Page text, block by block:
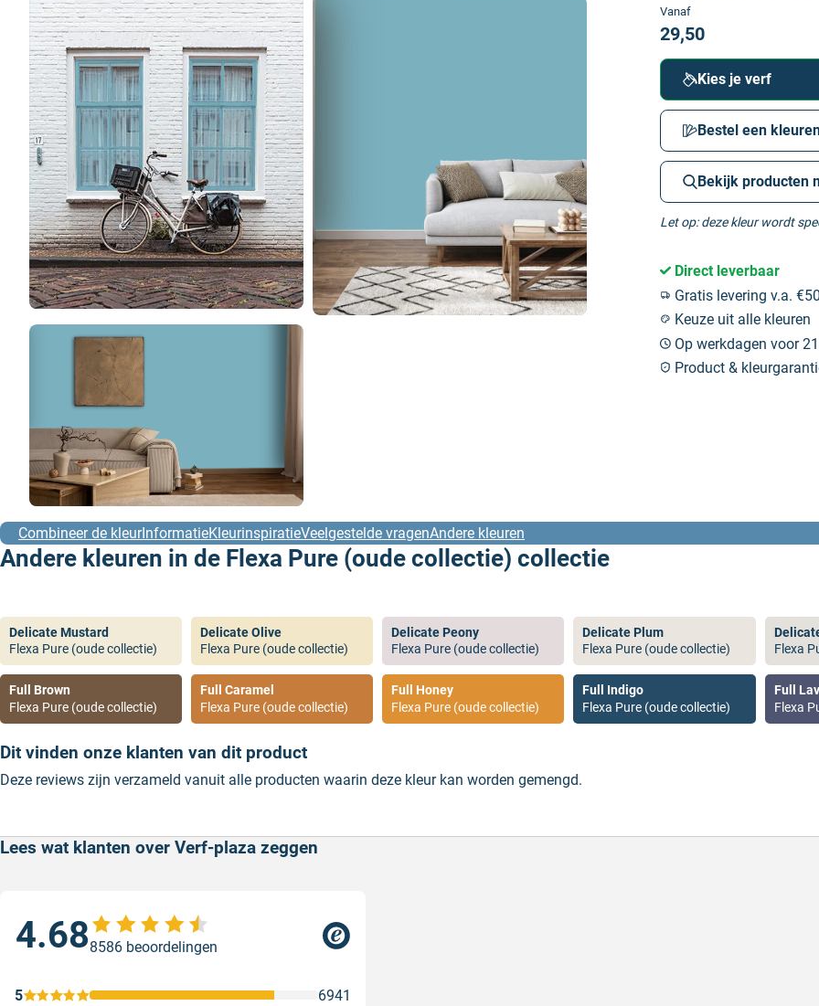
Vanaf
29,50
Kies je verf
Bestel een
Bekijk producten
Let op: deze kleur wordt
Direct leverbaar
Gratis levering v.a.
Keuze uit alle kleuren
Op werkdagen voor
Product &
Combineer de kleurInformatieKleurinspiratieVeelgestelde vragenAndere kleuren
Andere kleuren in de Flexa Pure (oude collectie) collectie
Delicate Mustard
Flexa Pure (oude collectie)
Delicate Olive
Flexa Pure (oude collectie)
Delicate Peony
Flexa Pure (oude collectie)
Delicate Plum
Flexa Pure (oude collectie)
Flexa
Full Brown
Flexa Pure (oude collectie)
Full Caramel
Flexa Pure (oude collectie)
Full Honey
Flexa Pure (oude collectie)
Full Indigo
Flexa Pure (oude collectie)
Full
Flexa
Dit vinden onze klanten van dit product
Deze reviews zijn verzameld vanuit alle producten waarin deze kleur kan worden gemengd.
Lees wat klanten over Verf-plaza zeggen
4.688586 beoordelingen
5 6941